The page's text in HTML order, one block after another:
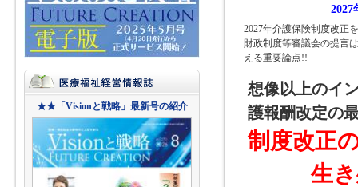
★★「Visionと戦略」最新号の紹介
2027
2027年介護保険制度改正
財政制度等審議会の提言
える重要論点!!
想像以上のイ
護報酬改定の
制度改正
生